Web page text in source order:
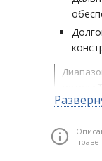
праве